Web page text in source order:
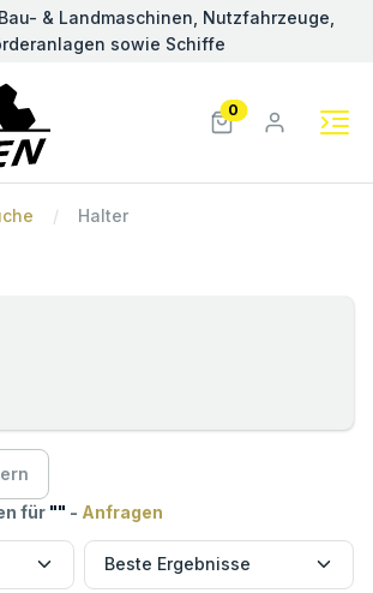
& Landmaschinen, Nutzfahrzeuge,
sowie Schiffe
0
Halter
für "" - Anfragen